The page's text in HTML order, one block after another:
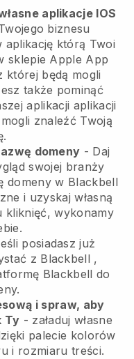
aplikacje IOS
biznesu
aplikację którą Twoi
sklepie Apple App
której będą mogli
także pominąć
aplikacji aplikacji
znaleźć Twoją
domeny - Daj
swojej branży
domeny w Blackbell
i uzyskaj własną
kliknięć, wykonamy
posiadasz już
z Blackbell ,
Blackbell do
i spraw, aby
Ty - załaduj własne
palecie kolorów
i rozmiaru treści.